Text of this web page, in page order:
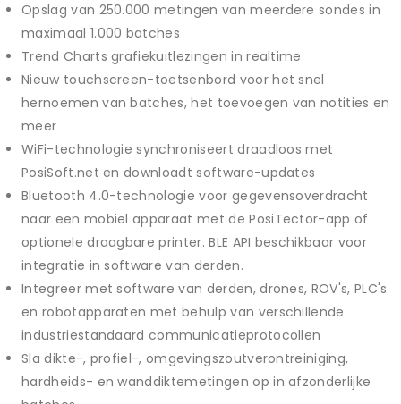
Opslag van 250.000 metingen van meerdere sondes in
maximaal 1.000 batches
Trend Charts grafiekuitlezingen in realtime
Nieuw touchscreen-toetsenbord voor het snel
hernoemen van batches, het toevoegen van notities en
meer
WiFi-technologie synchroniseert draadloos met
PosiSoft.net en downloadt software-updates
Bluetooth 4.0-technologie voor gegevensoverdracht
naar een mobiel apparaat met de PosiTector-app of
optionele draagbare printer. BLE API beschikbaar voor
integratie in software van derden.
Integreer met software van derden, drones, ROV's, PLC's
en robotapparaten met behulp van verschillende
industriestandaard communicatieprotocollen
Sla dikte-, profiel-, omgevingszoutverontreiniging,
hardheids- en wanddiktemetingen op in afzonderlijke